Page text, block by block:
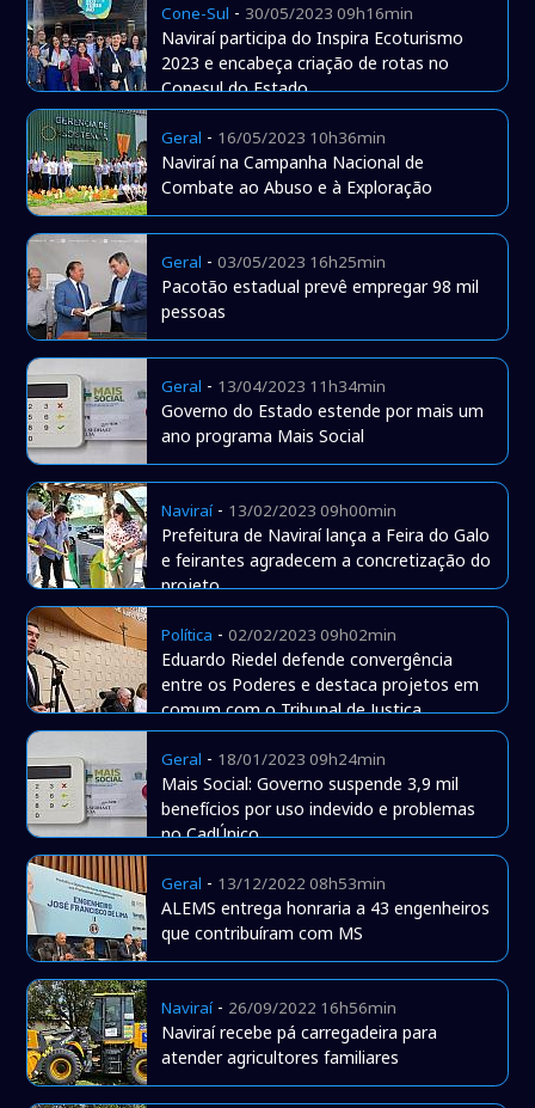
Cone-Sul - 30/05/2023 09h16min
Naviraí participa do Inspira Ecoturismo
2023 e encabeça criação de rotas no
Conesul do Estado
Geral - 16/05/2023 10h36min
Naviraí na Campanha Nacional de
Combate ao Abuso e à Exploração
Geral -03/05/2023 16h25min
Pacotão estadual prevê empregar 98 mil
pessoas
Geral - 13/04/2023 11h34min
Governo do Estado estende por mais um
ano programa Mais Social
Naviraí- 13/02/2023 09h00min
Prefeitura de Naviraí lança a Feira do Galo
e feirantes agradecem a concretização do
projeto
Política -02/02/2023 09h02min
Eduardo Riedel defende convergência
entre os Poderes e destaca projetos em
comum com o Tribunal de Justiça
Geral - 18/01/2023 09h24min
Mais Social: Governo suspende 3,9 mil
benefícios por uso indevido e problemas
no CadÚnico
Geral - 13/12/2022 08h53min
ALEMS entrega honraria a 43 engenheiros
que contribuíram com MS
Naviraí- 26/09/2022 16h56min
Naviraí recebe pá carregadeira para
atender agricultores familiares